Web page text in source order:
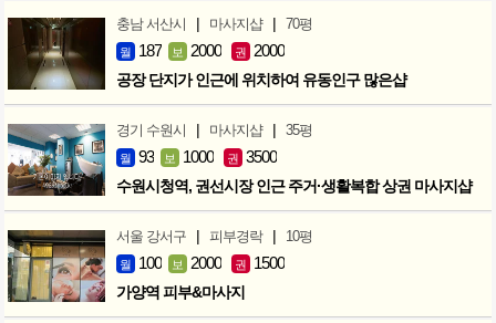
충남 서산시 | 마사지샵 | 70평
월 187 보 2000 권 2000
공장 단지가 인근에 위치하여 유동인구 많은샵
경기 수원시 | 마사지샵 | 35평
월 93 보 1000 권 3500
수원시청역, 권선시장 인근 주거·생활복합 상권 마사지샵
서울 강서구 | 피부경락 | 10평
월 100 보 2000 권 1500
가양역 피부&마사지